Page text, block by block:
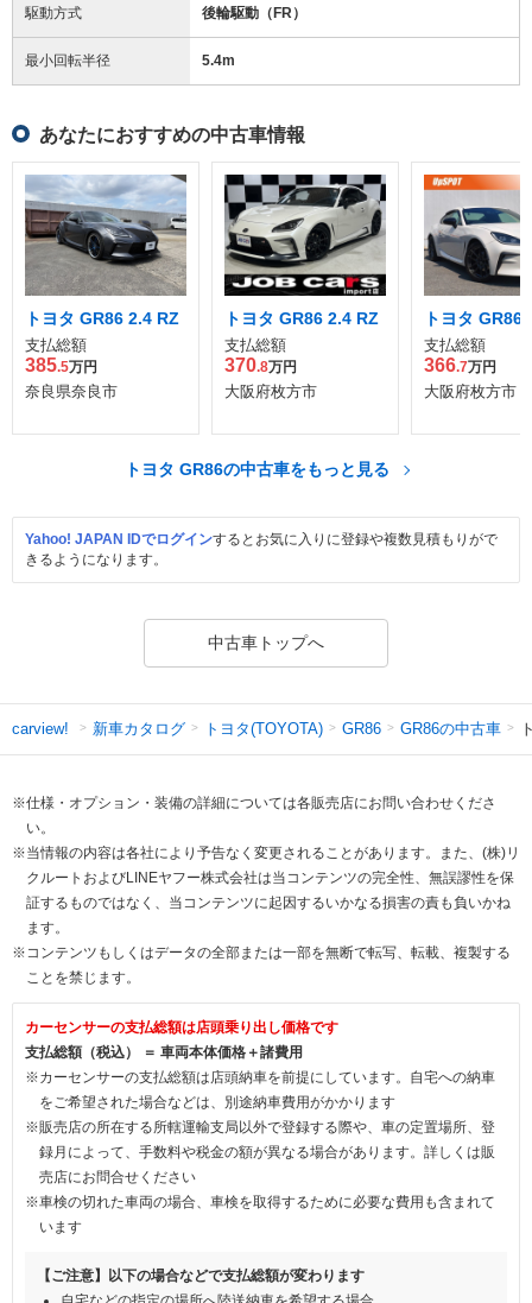
駆動方式 後輪駆動（FR）
最小回転半径 5.4m
あなたにおすすめの中古車情報
トヨタ GR86 2.4 RZ
支払総額
385.5万円
奈良県奈良市
トヨタ GR86 2.4 RZ
支払総額
370.8万円
大阪府枚方市
トヨタ GR86
支払総額
366.7万円
大阪府枚方市
トヨタ GR86の中古車をもっと見る
Yahoo! JAPAN IDでログインするとお気に入りに登録や複数見積もりがで
きるようになります。
中古車トップへ
carview! 新車カタログ トヨタ(TOYOTA) GR86 GR86の中古車
※仕様・オプション・装備の詳細については各販売店にお問い合わせくださ
い。
※当情報の内容は各社により予告なく変更されることがあります。また、(株)リ
クルートおよびLINEヤフー株式会社は当コンテンツの完全性、無誤謬性を保
証するものではなく、当コンテンツに起因するいかなる損害の責も負いかね
ます。
※コンテンツもしくはデータの全部または一部を無断で転写、転載、複製する
ことを禁じます。
カーセンサーの支払総額は店頭乗り出し価格です
支払総額（税込） ＝ 車両本体価格＋諸費用
※カーセンサーの支払総額は店頭納車を前提にしています。自宅への納車
をご希望された場合などは、別途納車費用がかかります
※販売店の所在する所轄運輸支局以外で登録する際や、車の定置場所、登
録月によって、手数料や税金の額が異なる場合があります。詳しくは販
売店にお問合せください
※車検の切れた車両の場合、車検を取得するために必要な費用も含まれて
います
【ご注意】以下の場合などで支払総額が変わります